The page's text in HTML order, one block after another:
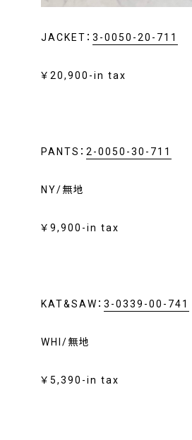
JACKET： 3-0050-20-711
￥20,900-in tax
PANTS： 2-0050-30-711
NY/無地
￥9,900-in tax
KAT&SAW： 3-0339-00-741
WHI/無地
￥5,390-in tax